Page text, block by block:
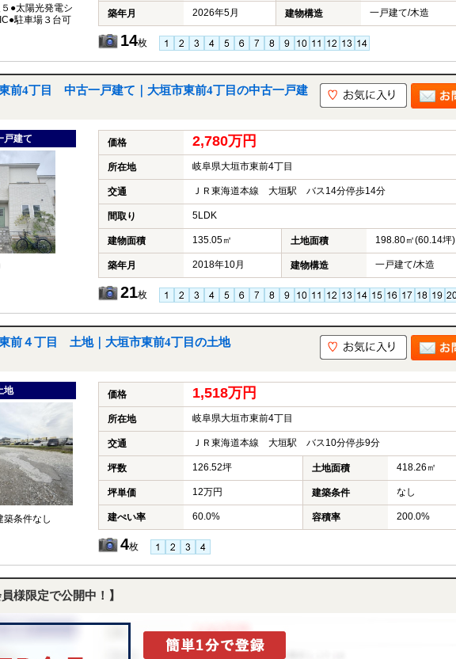
●太陽光発電シ
駐車場３台可
築年月 2026年5月 建物構造 一戸建て/木造
14枚
前4丁目 中古一戸建て｜大垣市東前4丁目の中古一戸建
戸建て 価格 2,780万円
所在地 岐阜県大垣市東前4丁目
交通 ＪＲ東海道本線 大垣駅 バス14分停歩14分
間取り 5LDK
建物面積 135.05㎡ 土地面積 198.80㎡(60.14坪)
築年月 2018年10月 建物構造 一戸建て/木造
21枚
前４丁目 土地｜大垣市東前4丁目の土地
地
築条件なし
価格 1,518万円
所在地 岐阜県大垣市東前4丁目
交通 ＪＲ東海道本線 大垣駅 バス10分停歩9分
坪数 126.52坪 土地面積 418.26㎡
坪単価 12万円 建築条件 なし
建ぺい率 60.0% 容積率 200.0%
4枚
員様限定で公開中！】